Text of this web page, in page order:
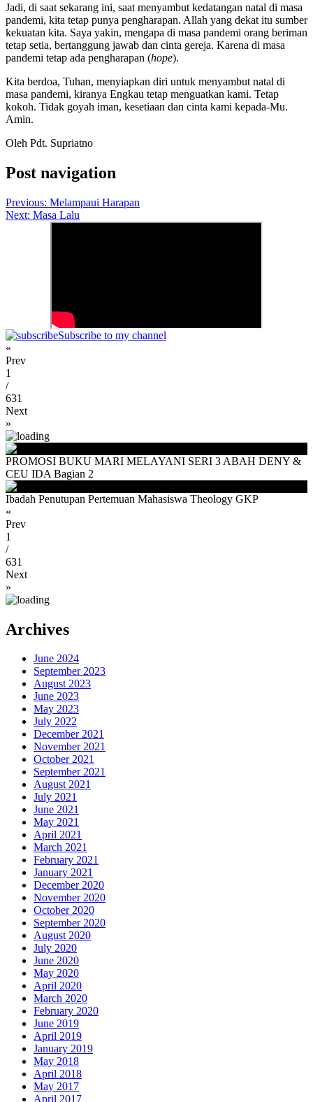
Jadi, di saat sekarang ini, saat menyambut kedatangan natal di masa
pandemi, kita tetap punya pengharapan. Allah yang dekat itu sumber
kekuatan kita. Saya yakin, mengapa di masa pandemi orang beriman
tetap setia, bertanggung jawab dan cinta gereja. Karena di masa
pandemi tetap ada pengharapan (hope).
Kita berdoa, Tuhan, menyiapkan diri untuk menyambut natal di
masa pandemi, kiranya Engkau tetap menguatkan kami. Tetap
kokoh. Tidak goyah iman, kesetiaan dan cinta kami kepada-Mu.
Amin.
Oleh Pdt. Supriatno
Post navigation
Previous: Melampaui Harapan
Next: Masa Lalu
Subscribe to my channel
«
Prev
1
/
631
Next
»
PROMOSI BUKU MARI MELAYANI SERI 3 ABAH DENY &
CEU IDA Bagian 2
Ibadah Penutupan Pertemuan Mahasiswa Theology GKP
«
Prev
1
/
631
Next
»
Archives
June 2024
September 2023
August 2023
June 2023
May 2023
July 2022
December 2021
November 2021
October 2021
September 2021
August 2021
July 2021
June 2021
May 2021
April 2021
March 2021
February 2021
January 2021
December 2020
November 2020
October 2020
September 2020
August 2020
July 2020
June 2020
May 2020
April 2020
March 2020
February 2020
June 2019
April 2019
January 2019
May 2018
April 2018
May 2017
April 2017